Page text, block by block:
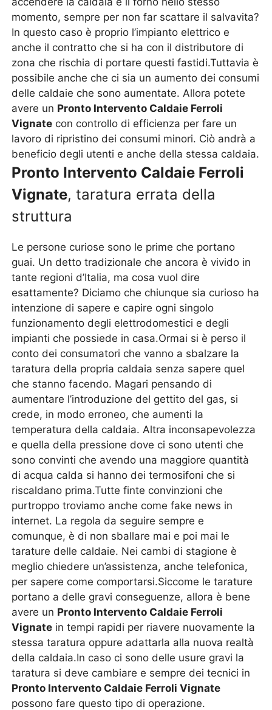
momento, sempre per non far scattare il salvavita?
In questo caso è proprio l’impianto elettrico e
anche il contratto che si ha con il distributore di
zona che rischia di portare questi fastidi.Tuttavia è
possibile anche che ci sia un aumento dei consumi
delle caldaie che sono aumentate. Allora potete
avere un Pronto Intervento Caldaie Ferroli
Vignate con controllo di efficienza per fare un
lavoro di ripristino dei consumi minori. Ciò andrà a
beneficio degli utenti e anche della stessa caldaia.
Pronto Intervento Caldaie Ferroli
Vignate, taratura errata della
struttura
Le persone curiose sono le prime che portano
guai. Un detto tradizionale che ancora è vivido in
tante regioni d’Italia, ma cosa vuol dire
esattamente? Diciamo che chiunque sia curioso ha
intenzione di sapere e capire ogni singolo
funzionamento degli elettrodomestici e degli
impianti che possiede in casa.Ormai si è perso il
conto dei consumatori che vanno a sbalzare la
taratura della propria caldaia senza sapere quel
che stanno facendo. Magari pensando di
aumentare l’introduzione del gettito del gas, si
crede, in modo erroneo, che aumenti la
temperatura della caldaia. Altra inconsapevolezza
e quella della pressione dove ci sono utenti che
sono convinti che avendo una maggiore quantità
di acqua calda si hanno dei termosifoni che si
riscaldano prima.Tutte finte convinzioni che
purtroppo troviamo anche come fake news in
internet. La regola da seguire sempre e
comunque, è di non sballare mai e poi mai le
tarature delle caldaie. Nei cambi di stagione è
meglio chiedere un’assistenza, anche telefonica,
per sapere come comportarsi.Siccome le tarature
portano a delle gravi conseguenze, allora è bene
avere un Pronto Intervento Caldaie Ferroli
Vignate in tempi rapidi per riavere nuovamente la
stessa taratura oppure adattarla alla nuova realtà
della caldaia.In caso ci sono delle usure gravi la
taratura si deve cambiare e sempre dei tecnici in
Pronto Intervento Caldaie Ferroli Vignate
possono fare questo tipo di operazione.